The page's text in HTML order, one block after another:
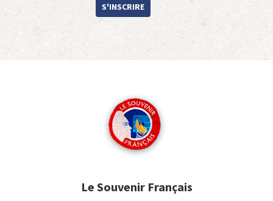
S'INSCRIRE
Le Souvenir Français